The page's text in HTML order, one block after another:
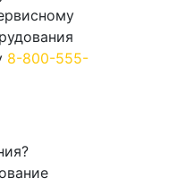
8-800-555-
?